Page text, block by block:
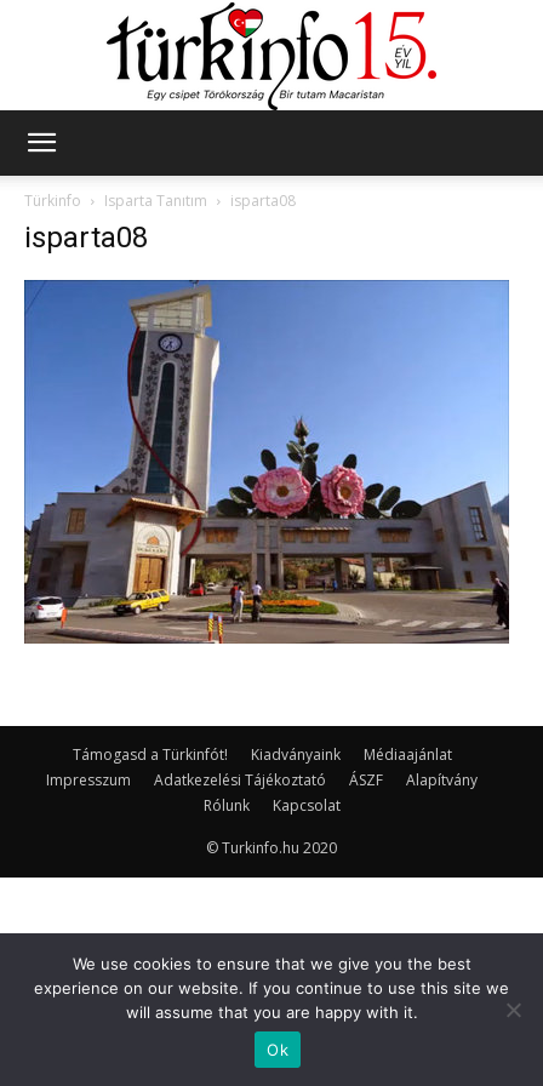
Türkinfo
Isparta Tanıtım isparta08
isparta08
Támogasd a Türkinfót! Kiadványaink
Médiaajánlat
Impresszum
Adatkezelési Tájékoztató ÁSZF
Alapítvány
Rólunk
Kapcsolat
© Turkinfo.hu 2020
We use cookies to ensure that we give you the best
experience on our website. If you continue to use this site we
will assume that you are happy with it.
Ok